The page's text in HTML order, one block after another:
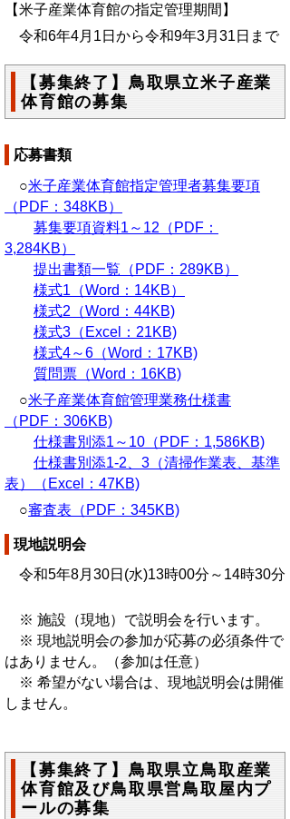
【米子産業体育館の指定管理期間】
令和6年4月1日から令和9年3月31日まで
【募集終了】鳥取県立米子産業
体育館の募集
応募書類
○米子産業体育館指定管理者募集要項
（PDF：348KB）
募集要項資料1～12（PDF：
3,284KB）
提出書類一覧（PDF：289KB）
様式1（Word：14KB）
様式2（Word：44KB)
様式3（Excel：21KB)
様式4～6（Word：17KB)
質問票（Word：16KB)
○米子産業体育館管理業務仕様書
（PDF：306KB)
仕様書別添1～10（PDF：1,586KB)
仕様書別添1-2、3（清掃作業表、基準
表）（Excel：47KB)
○審査表（PDF：345KB)
現地説明会
令和5年8月30日(水)13時00分～14時30分
※ 施設（現地）で説明会を行います。
※ 現地説明会の参加が応募の必須条件で
はありません。（参加は任意）
※ 希望がない場合は、現地説明会は開催
しません。
【募集終了】鳥取県立鳥取産業
体育館及び鳥取県営鳥取屋内プ
ールの募集